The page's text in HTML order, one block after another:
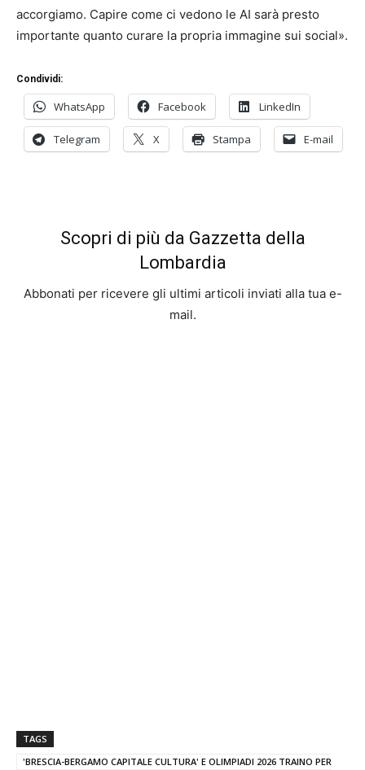
accorgiamo. Capire come ci vedono le AI sarà presto
importante quanto curare la propria immagine sui social».
Condividi:
WhatsApp Facebook LinkedIn
Telegram X Stampa E-mail
Scopri di più da Gazzetta della
Lombardia
Abbonati per ricevere gli ultimi articoli inviati alla tua e-
mail.
TAGS
'BRESCIA-BERGAMO CAPITALE CULTURA' E OLIMPIADI 2026 TRAINO PER